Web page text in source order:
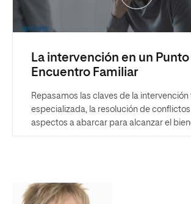
La intervención en un
Encuentro Familiar
Repasamos las claves de la intervención
especializada, la resolución de conflictos
aspectos a abarcar para alcanzar el